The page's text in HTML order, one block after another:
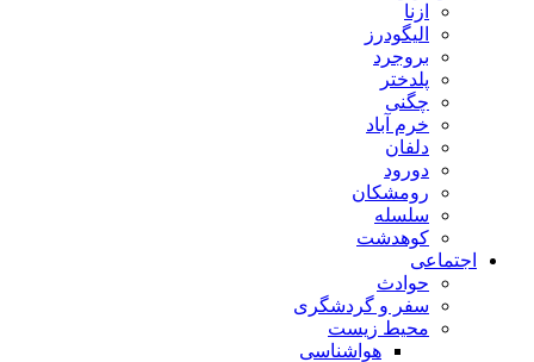
ازنا
الیگودرز
بروجرد
پلدختر
چگنی
خرم آباد
دلفان
دورود
رومشکان
سلسله
کوهدشت
اجتماعی
حوادث
سفر و گردشگری
محیط زیست
هواشناسی